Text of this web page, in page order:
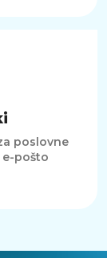
poslovne
pošto